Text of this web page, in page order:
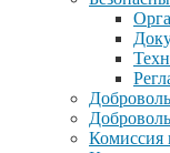
Комиссия